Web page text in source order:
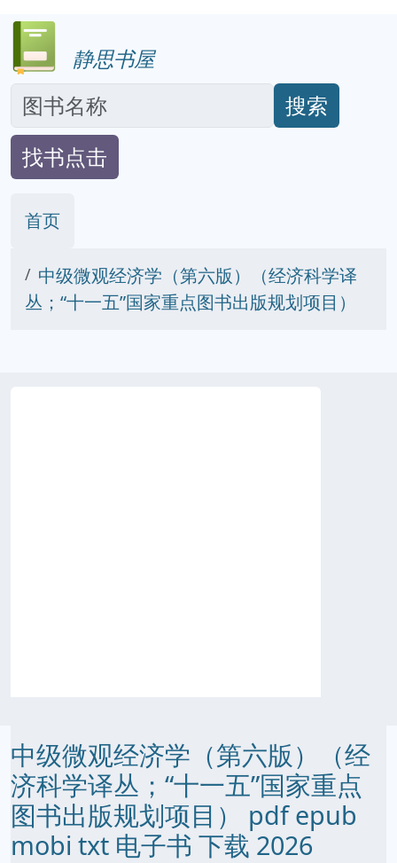
静思书屋
搜索
找书点击
首页
中级微观经济学（第六版）（经济科学译
丛；“十一五”国家重点图书出版规划项目）
中级微观经济学（第六版）（经
济科学译丛；“十一五”国家重点
图书出版规划项目） pdf epub
mobi txt 电子书 下载 2026